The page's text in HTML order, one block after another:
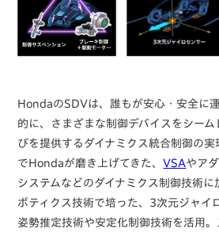
HondaのSDVは、誰もが安心・安全に
的に、さまざまな制御デバイスをシー
びを提供するダイナミクス統合制御の実
でHondaが磨き上げてきた、VSAやア
システムなどのダイナミクス制御技術
ボティクス技術で培った、3次元ジャイ
姿勢推定技術や安定化制御技術を活用